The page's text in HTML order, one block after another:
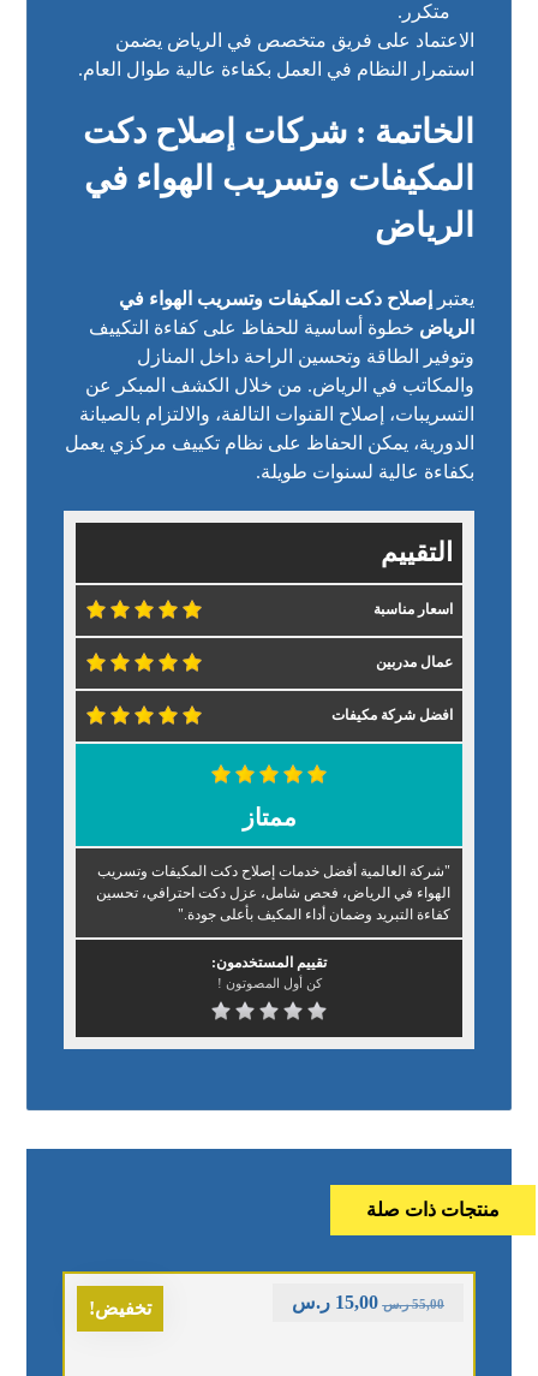
متكرر.
الاعتماد على فريق متخصص في الرياض يضمن
استمرار النظام في العمل بكفاءة عالية طوال العام.
الخاتمة : شركات إصلاح دكت
المكيفات وتسريب الهواء في
الرياض
يعتبر
إصلاح دكت المكيفات وتسريب الهواء في
الرياض خطوة أساسية للحفاظ على كفاءة التكييف
وتوفير الطاقة وتحسين الراحة داخل المنازل
والمكاتب في الرياض. من خلال الكشف المبكر عن
التسريبات، إصلاح القنوات التالفة، والالتزام بالصيانة
الدورية، يمكن الحفاظ على نظام تكييف مركزي يعمل
بكفاءة عالية لسنوات طويلة.
التقييم
اسعار مناسبة
عمال مدربين
افضل شركة مكيفات
ممتاز
"شركة العالمية أفضل خدمات إصلاح دكت المكيفات وتسريب
الهواء في الرياض، فحص شامل، عزل دكت احترافي، تحسين
كفاءة التبريد وضمان أداء المكيف بأعلى جودة."
تقييم المستخدمون:
كن أول المصوتون !
منتجات ذات صلة
تخفيض! 55,00 ر.س 15,00 ر.س